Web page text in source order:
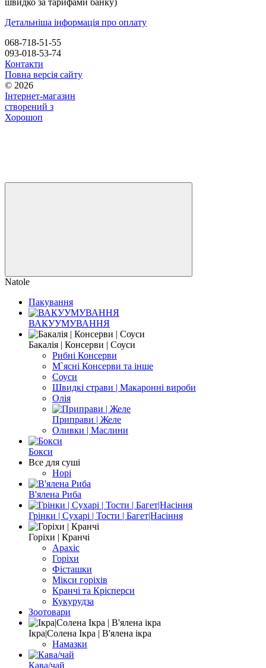
Детальніша інформація про оплату
068-718-51-55
093-018-53-74
Контакти
Повна версія сайту
© 2026
Інтернет-магазин
створений з
Хорошоп
Natole
Пакування
ВАКУУМУВАННЯ
Бакалія | Консерви | Соуси
Рибні Консерви
М`ясні Консерви та інше
Соуси
Швидкі страви | Макаронні вироби
Олія
Приправи | Желе
Оливки | Маслини
Бокси
Все для суші
Норі
В'ялена Риба
Грінки | Сухарі | Тости | Багет|Насіння
Горіхи | Кранчі
Арахіс
Горіхи
Фісташки
Мікси горіхів
Кранчі та Крісперси
Кукурудза
Зоотовари
Ікра|Солена Ікра | В'ялена ікра
Намазки
Кава/чай